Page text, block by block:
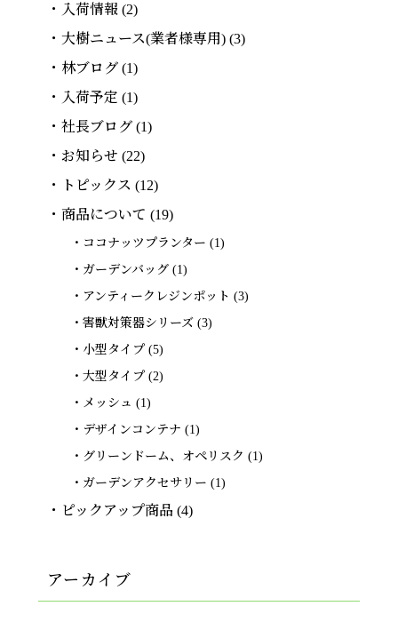
入荷情報 (2)
大樹ニュース(業者様専用)(3)
林ブログ(1)
入荷予定 (1)
社長ブログ(1)
お知らせ (22)
トピックス (12)
商品について (19)
ココナッツプランター (1)
ガーデンバッグ(1)
アンティークレジンポット (3)
害獣対策器シリーズ(3)
小型タイプ(5)
大型タイプ(2)
メッシュ (1)
デザインコンテナ (1)
グリーンドーム、オペリスク (1)
ガーデンアクセサリー (1)
ピックアップ商品 (4)
アーカイブ